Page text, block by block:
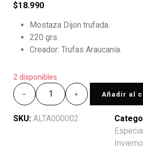
$18.990
Mostaza Dijon trufada.
220 grs.
Creador: Trufas Araucanía.
2 disponibles
Añadir al
SKU: ALTA000002
Invierno